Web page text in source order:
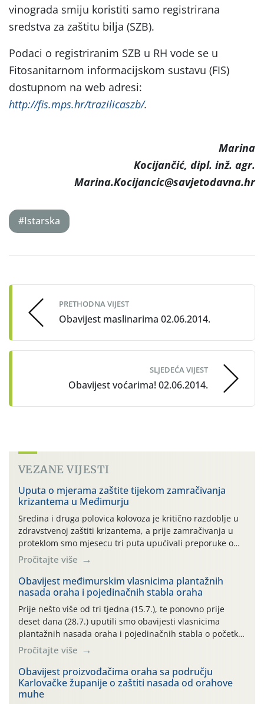
vinograda smiju koristiti samo registrirana
sredstva za zaštitu bilja (SZB).
Podaci o registriranim SZB u RH vode se u
Fitosanitarnom informacijskom sustavu (FIS)
dostupnom na web adresi:
http://fis.mps.hr/trazilicaszb/.
Marina
Kocijančić, dipl. inž. agr.
Marina.Kocijancic@savjetodavna.hr
#Istarska
navigation
PRETHODNA VIJEST
Obavijest maslinarima 02.06.2014.
SLJEDEĆA VIJEST
Obavijest voćarima! 02.06.2014.
VEZANE VIJESTI
Uputa o mjerama zaštite tijekom zamračivanja
krizantema u Međimurju
Sredina i druga polovica kolovoza je kritično razdoblje u
zdravstvenoj zaštiti krizantema, a prije zamračivanja u
proteklom smo mjesecu tri puta upućivali preporuke o
preventivnim mjerama zaštite krizantema od najčešćih
uzročnika bolesti, štetnika i fito-fagnih grinja (23.7., 14.7.,
06.7.)! Na početku ovog mjeseca je zabilježeno je
povijesno i ekstremno vruće meteorološko razdoblje, uz
najviše temperature […]
Pročitajte više
Obavijest međimurskim vlasnicima plantažnih
nasada oraha i pojedinačnih stabla oraha
Prije nešto više od tri tjedna (15.7.), te ponovno prije
deset dana (28.7.) uputili smo obavijesti vlasnicima
plantažnih nasada oraha i pojedinačnih stabla o početku
leta i ovogodišnjoj potrebi usmjerenog suzbijanja
orahove muhe (Rhagoletis completa)! Već dvanaest dana
traje drugi ovogodišnji “toplinski udar”, koji naročito
izražen zadnja šest dana (31.7.-05.8.), jer najviše
temperature zraka svakodnevno […]
Pročitajte više
Obavijest proizvođačima oraha sa području
Karlovačke županije o zaštiti nasada od orahove
muhe